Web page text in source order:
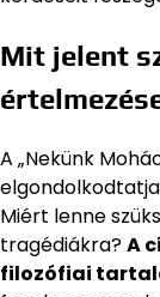
Mit jelent
A „Nekünk
elgondolkodtatja
Miért lenne
tragédiákra?A
filozófiai